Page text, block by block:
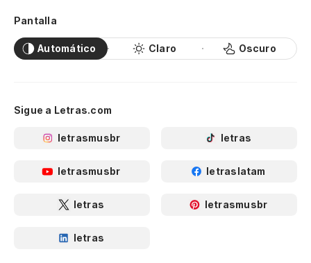
Pantalla
Automático Claro Oscuro
Sigue a Letras.com
letrasmusbr letras
letrasmusbr letraslatam
letras letrasmusbr
letras